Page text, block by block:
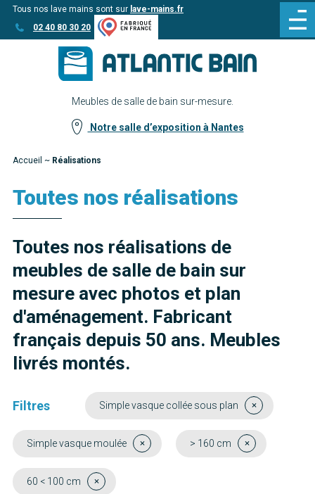
Aller
au
Aller au
contenu
Tous nos lave mains sont sur lave-mains.fr
02 40 80 30 20
Meubles de salle de bain sur-mesure.
Notre salle d’exposition à Nantes
Accueil ~ Réalisations
Toutes nos réalisations
Toutes nos réalisations de
meubles de salle de bain sur
mesure avec photos et plan
d'aménagement. Fabricant
français depuis 50 ans. Meubles
livrés montés.
Filtres Simple vasque collée sous plan
Simple vasque moulée > 160 cm
60 < 100 cm